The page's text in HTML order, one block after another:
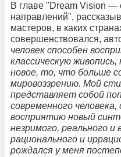
В главе "Dream Vision —
направлений",
мастеров, в каких
совершенствовался,
человек способен
классическую
новое, то, что больше
мировоззрению. Мой
представляет собой
современного
восприятию новый
незримого, реального и
рационального и
рождался у меня